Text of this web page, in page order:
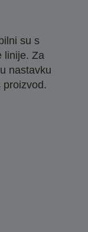
su s
linije. Za
nastavku
proizvod.